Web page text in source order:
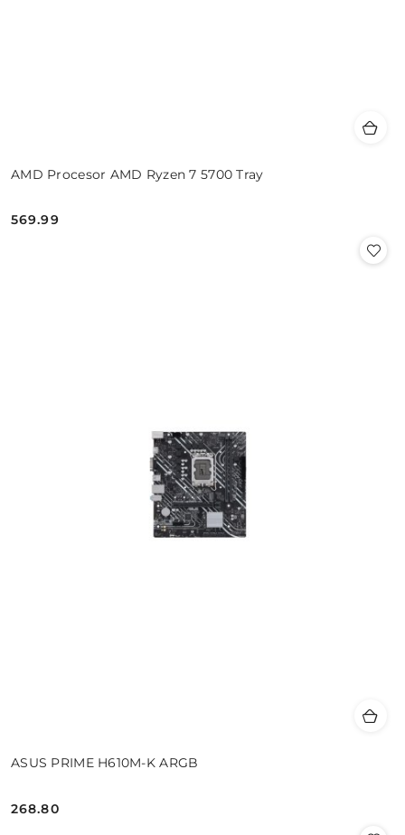
AMD Procesor AMD Ryzen 7 5700 Tray
Cena:
569.99
ASUS PRIME H610M-K ARGB
Cena:
268.80